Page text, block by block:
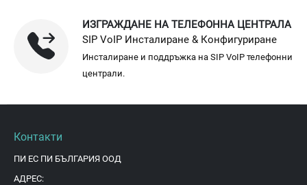
ИЗГРАЖДАНЕ НА ТЕЛЕФОННА ЦЕНТРАЛА
SIP VoIP Инсталиране & Конфигуриране
Инсталиране и поддръжка на SIP VoIP телефонни
централи.
Контакти
ПИ ЕС ПИ БЪЛГАРИЯ ООД
АДРЕС: